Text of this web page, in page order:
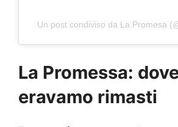
Un post condiviso da La Promesa
La Promessa:
eravamo rimasti